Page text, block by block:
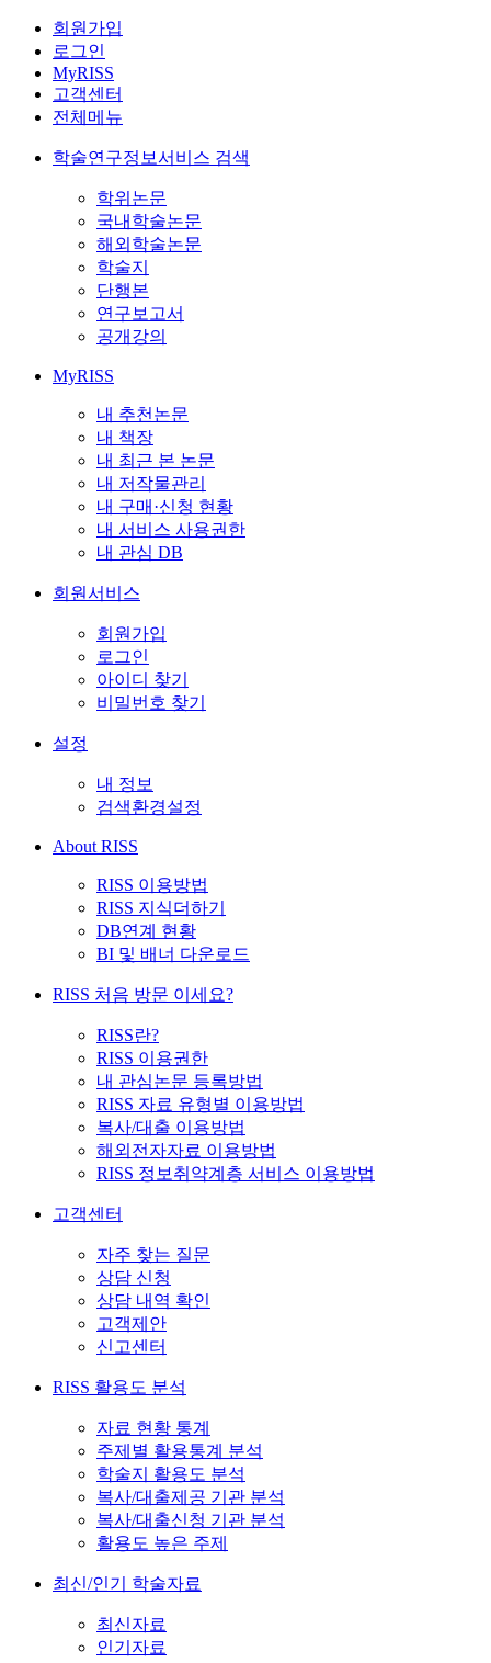
회원가입
로그인
MyRISS
고객센터
전체메뉴
학술연구정보서비스 검색
학위논문
국내학술논문
해외학술논문
학술지
단행본
연구보고서
공개강의
MyRISS
내 추천논문
내 책장
내 최근 본 논문
내 저작물관리
내 구매·신청 현황
내 서비스 사용권한
내 관심 DB
회원서비스
회원가입
로그인
아이디 찾기
비밀번호 찾기
설정
내 정보
검색환경설정
About RISS
RISS 이용방법
RISS 지식더하기
DB연계 현황
BI 및 배너 다운로드
RISS 처음 방문 이세요?
RISS란?
RISS 이용권한
내 관심논문 등록방법
RISS 자료 유형별 이용방법
복사/대출 이용방법
해외전자자료 이용방법
RISS 정보취약계층 서비스 이용방법
고객센터
자주 찾는 질문
상담 신청
상담 내역 확인
고객제안
신고센터
RISS 활용도 분석
자료 현황 통계
주제별 활용통계 분석
학술지 활용도 분석
복사/대출제공 기관 분석
복사/대출신청 기관 분석
활용도 높은 주제
최신/인기 학술자료
최신자료
인기자료